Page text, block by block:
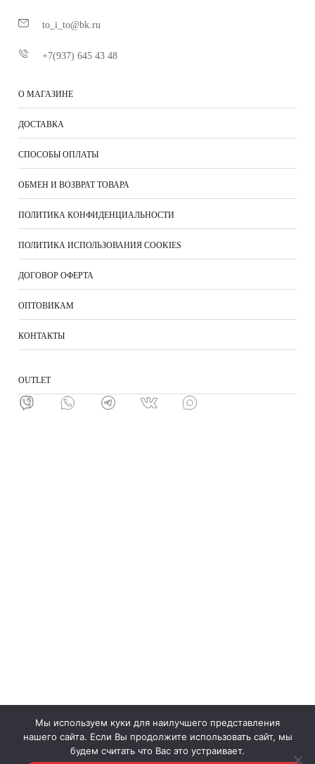
to_i_to@bk.ru
+7(937) 645 43 48
О МАГАЗИНЕ
ДОСТАВКА
СПОСОБЫ ОПЛАТЫ
ОБМЕН И ВОЗВРАТ ТОВАРА
ПОЛИТИКА КОНФИДЕНЦИАЛЬНОСТИ
ПОЛИТИКА ИСПОЛЬЗОВАНИЯ COOKIES
ДОГОВОР ОФЕРТА
ОПТОВИКАМ
КОНТАКТЫ
ОUTLET
Мы используем куки для наилучшего представления
нашего сайта. Если Вы продолжите использовать сайт, мы
будем считать что Вас это устраивает.